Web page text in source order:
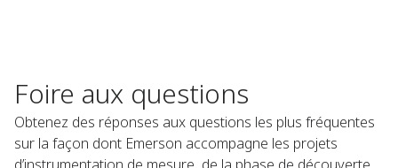
Foire aux questions
Obtenez des réponses aux questions les plus fréquentes
sur la façon dont Emerson accompagne les projets